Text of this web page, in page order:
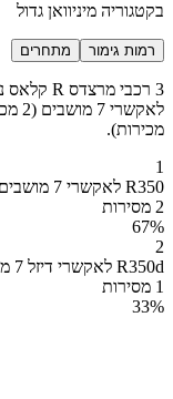
בקטגוריה מיניוואן גדול
רמות גימור מתחרים
מכירות).
1
R350 לאקשרי 7 מושבים
2 מסירות
67%
2
R350d לאקשרי דיזל 7 מושבים
1 מסירות
33%